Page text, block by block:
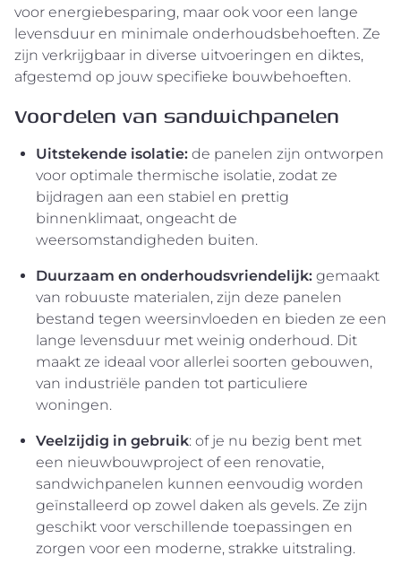
voor energiebesparing, maar ook voor een lange
levensduur en minimale onderhoudsbehoeften. Ze
zijn verkrijgbaar in diverse uitvoeringen en diktes,
afgestemd op jouw specifieke bouwbehoeften.
Voordelen van sandwichpanelen
Uitstekende isolatie: de panelen zijn ontworpen
voor optimale thermische isolatie, zodat ze
bijdragen aan een stabiel en prettig
binnenklimaat, ongeacht de
weersomstandigheden buiten.
Duurzaam en onderhoudsvriendelijk: gemaakt
van robuuste materialen, zijn deze panelen
bestand tegen weersinvloeden en bieden ze een
lange levensduur met weinig onderhoud. Dit
maakt ze ideaal voor allerlei soorten gebouwen,
van industriële panden tot particuliere
woningen.
Veelzijdig in gebruik: of je nu bezig bent met
een nieuwbouwproject of een renovatie,
sandwichpanelen kunnen eenvoudig worden
geïnstalleerd op zowel daken als gevels. Ze zijn
geschikt voor verschillende toepassingen en
zorgen voor een moderne, strakke uitstraling.